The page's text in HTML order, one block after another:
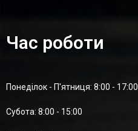
Час роботи
Понеділок - П'ятниця: 8:00 - 17:00
Суботa: 8:00 - 15:00